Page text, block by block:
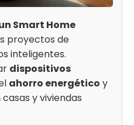
Smart Home
proyectos de
inteligentes.
dispositivos
ahorro energético y
y viviendas